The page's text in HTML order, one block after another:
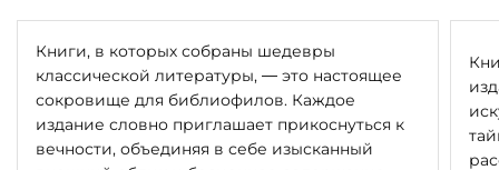
Книги, в которых собраны шедевры
классической литературы, — это настоящее
сокровище для библиофилов. Каждое
издание словно приглашает прикоснуться к
вечности, объединяя в себе изысканный